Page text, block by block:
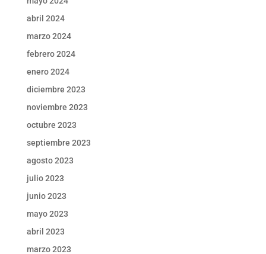
abril 2024
marzo 2024
febrero 2024
enero 2024
diciembre 2023
noviembre 2023
octubre 2023
septiembre 2023
agosto 2023
julio 2023
junio 2023
mayo 2023
abril 2023
marzo 2023